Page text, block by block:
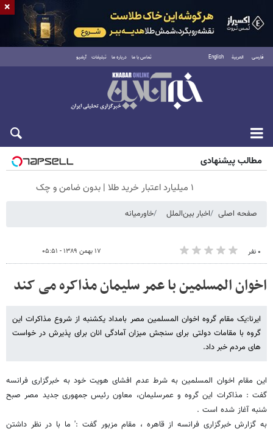
فارسی العربية English تماس با ما درباره ما تبلیغات آرشیو
جمعه ۱۶ مرداد ۱۴۰۵
مطالب پیشنهادی
۱ میلیارد اعتبار خرید طلا | بدون ضامن و چک
صفحه اصلی اخبار بین‌الملل خاورمیانه
۰ نفر ۱۷ بهمن ۱۳۸۹ - ۰۵:۵۱
اخوان المسلمین با عمر سلیمان مذاکره می کند
ایرنا:یک مقام گروه اخوان المسلمین مصر بامداد یکشنبه از شروع مذاکرات این
گروه با مقامات دولتی برای سنجش میزان آمادگی انان برای پذیرش در خواست
های مردم خبر داد.
این مقام اخوان المسلمین به شرط عدم افشای هویت خود به خبرگزاری فرانسه
گفت : مذاکرات این گروه و عمرسلیمان، معاون رئیس جمهوری جدید مصر صبح
شنبه آغاز شده است .
به گزارش خبرگزاری فرانسه از قاهره ، مقام مزبور گفت :' ما با در نظر داشتن
×